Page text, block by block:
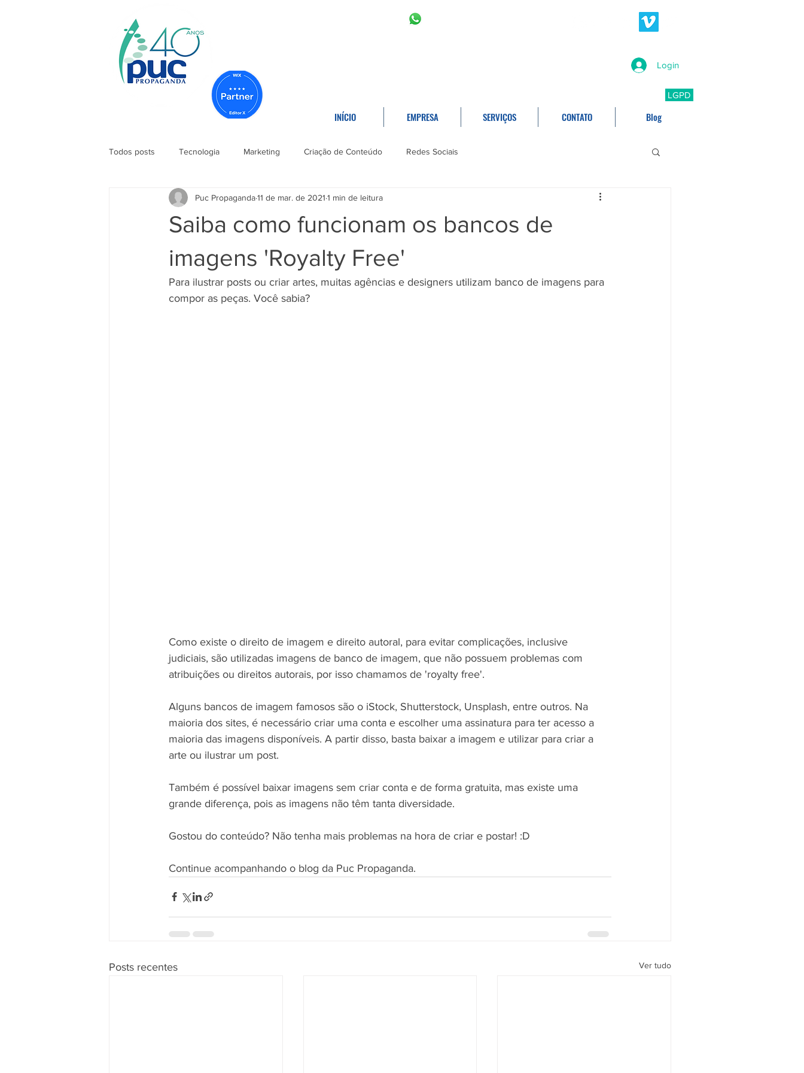
Login
LGPD
INÍCIO EMPRESA SERVIÇOS CONTATO Blog
Todos posts Tecnologia Marketing Criação de Conteúdo Redes Sociais
Saiba como funcionam os bancos de
imagens 'Royalty Free'
Puc Propaganda11 de mar. de 2021 1 min de leitura
Para ilustrar posts ou criar artes, muitas agências e designers utilizam banco de imagens para
compor as peças. Você sabia?
Como existe o direito de imagem e direito autoral, para evitar complicações, inclusive
judiciais, são utilizadas imagens de banco de imagem, que não possuem problemas com
atribuições ou direitos autorais, por isso chamamos de 'royalty free'.
Alguns bancos de imagem famosos são o iStock, Shutterstock, Unsplash, entre outros. Na
maioria dos sites, é necessário criar uma conta e escolher uma assinatura para ter acesso a
maioria das imagens disponíveis. A partir disso, basta baixar a imagem e utilizar para criar a
arte ou ilustrar um post.
Também é possível baixar imagens sem criar conta e de forma gratuita, mas existe uma
grande diferença, pois as imagens não têm tanta diversidade.
Gostou do conteúdo? Não tenha mais problemas na hora de criar e postar! :D
Continue acompanhando o blog da Puc Propaganda.
Posts recentes Ver tudo